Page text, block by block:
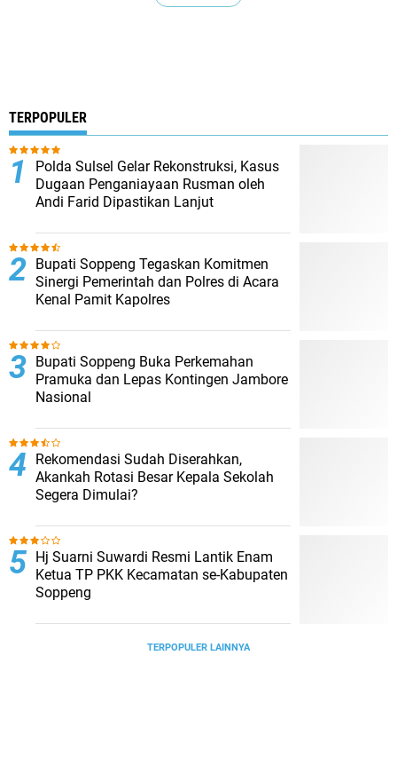
TERPOPULER
Polda Sulsel Gelar Rekonstruksi, Kasus
Dugaan Penganiayaan Rusman oleh
Andi Farid Dipastikan Lanjut
Bupati Soppeng Tegaskan Komitmen
Sinergi Pemerintah dan Polres di Acara
Kenal Pamit Kapolres
Bupati Soppeng Buka Perkemahan
Pramuka dan Lepas Kontingen Jambore
Nasional
Rekomendasi Sudah Diserahkan,
Akankah Rotasi Besar Kepala Sekolah
Segera Dimulai?
Hj Suarni Suwardi Resmi Lantik Enam
Ketua TP PKK Kecamatan se-Kabupaten
Soppeng
TERPOPULER LAINNYA